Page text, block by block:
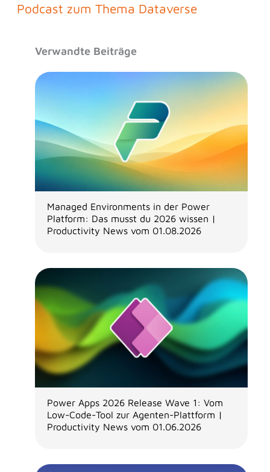
Podcast zum Thema Dataverse
Verwandte Beiträge
Managed Environments in der Power
Platform: Das musst du 2026 wissen |
Productivity News vom 01.08.2026
Power Apps 2026 Release Wave 1: Vom
Low-Code-Tool zur Agenten-Plattform |
Productivity News vom 01.06.2026